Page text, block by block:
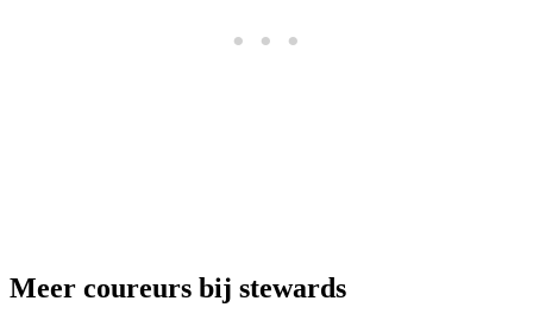
Meer coureurs bij stewards